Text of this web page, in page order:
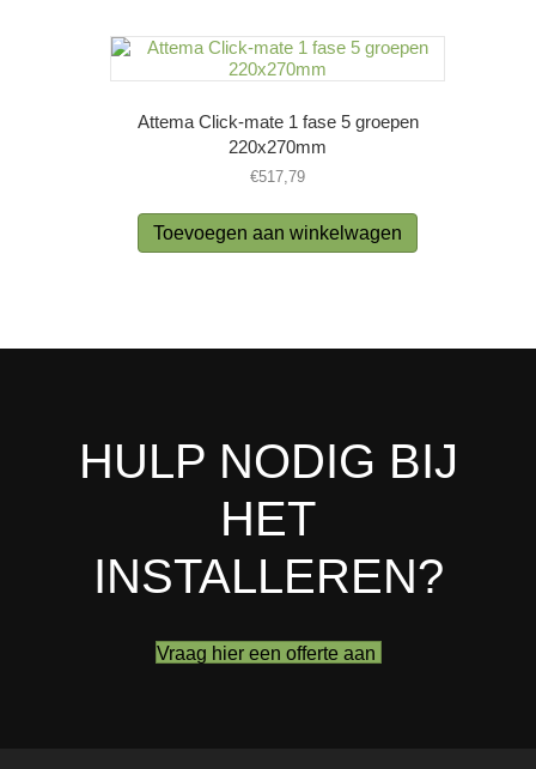
Attema Click-mate 1 fase 5 groepen
220x270mm
€517,79
Toevoegen aan winkelwagen
HULP NODIG BIJ
HET
INSTALLEREN?
Vraag hier een offerte aan